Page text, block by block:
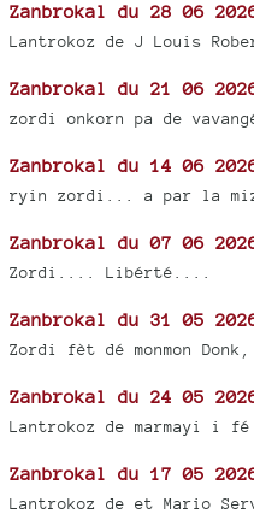
Zanbrokal du 28 06
Lantrokoz de J Louis
Zanbrokal du 21 06
zordi onkorn pa de
Zanbrokal du 14 06
ryin zordi... a par la
Zanbrokal du 07 06
Zordi.... Libérté....
Zanbrokal du 31 05
Zordi fèt dé monmon
Zanbrokal du 24 05
Lantrokoz de marmayi i
Zanbrokal du 17 05
Lantrokoz de et Mario